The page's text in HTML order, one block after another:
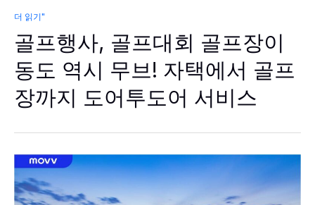
골
행
사,
프
대
회
골
프
이
도
무
브!
더 읽기"
골프행사, 골프대회 골프장이
동도 역시 무브! 자택에서 골프
장까지 도어투도어 서비스